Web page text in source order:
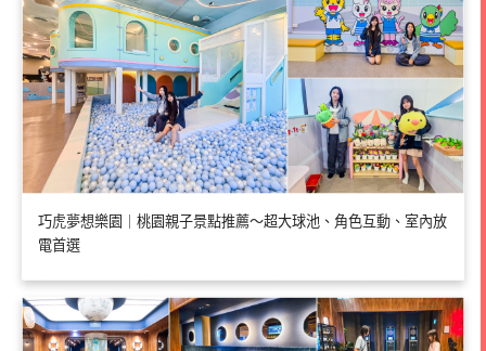
巧虎夢想樂園｜桃園親子景點推薦～超大球池、角色互動、室內放
電首選